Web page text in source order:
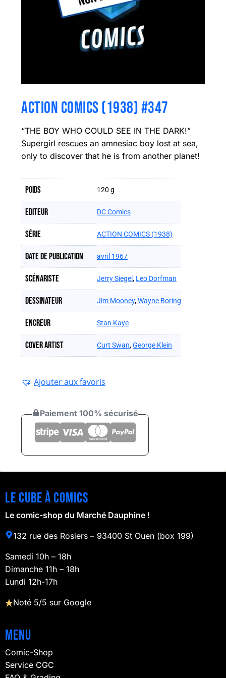
ACTION COMICS (1938) #347
“THE BOY WHO COULD SEE IN THE DARK!”
Supergirl rescues an amnesiac boy lost at sea,
only to discover that he is from another planet!
Poids 120 g
Editeur DC Comics
Série ACTION COMICS (1938)
Date de publication avril 1967
Scénariste Jerry Siegel, Leo Dorfman
Dessinateur Jim Mooney,Wayne Boring
Encreur Stan Kaye
Cover artist Curt Swan,George Klein
Ajouter aux favoris
Paiement 100% sécurisé
Le cube à comics
Le comic-shop du Marché Dauphine !
132 rue des Rosiers – 93400 St Ouen (box 199)
Samedi 10h – 18h
Dimanche 11h – 18h
Lundi 12h-17h
Noté 5/5 sur Google
Menu
Comic-Shop
Service CGC